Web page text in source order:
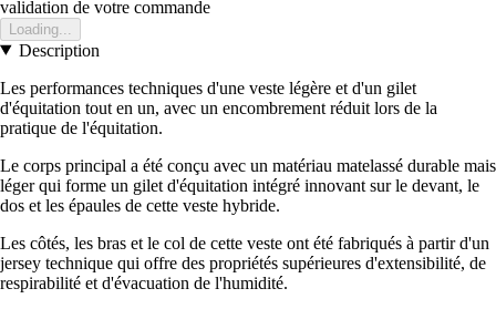
validation de votre commande
Loading...
Description
Les performances techniques d'une veste légère et d'un gilet
d'équitation tout en un, avec un encombrement réduit lors de la
pratique de l'équitation.
Le corps principal a été conçu avec un matériau matelassé durable mais
léger qui forme un gilet d'équitation intégré innovant sur le devant, le
dos et les épaules de cette veste hybride.
Les côtés, les bras et le col de cette veste ont été fabriqués à partir d'un
jersey technique qui offre des propriétés supérieures d'extensibilité, de
respirabilité et d'évacuation de l'humidité.